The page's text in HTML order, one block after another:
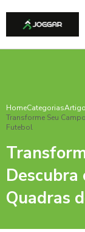
HomeCategorias
Transforme Seu
Futebol
Quadras